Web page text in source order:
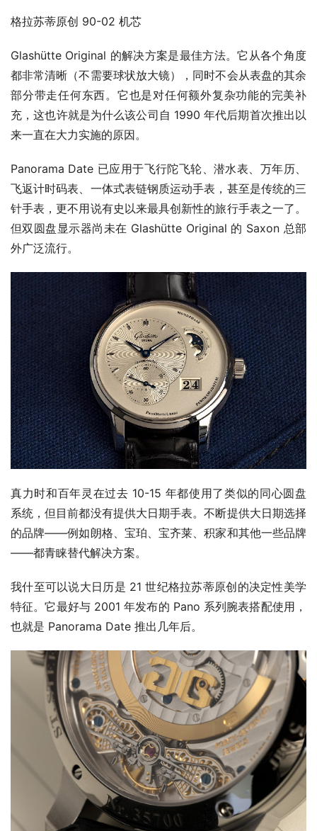
格拉苏蒂原创 90-02 机芯
Glashütte Original 的解决方案是最佳方法。它从各个角度
都非常清晰（不需要球状放大镜），同时不会从表盘的其余
部分带走任何东西。它也是对任何额外复杂功能的完美补
充，这也许就是为什么该公司自 1990 年代后期首次推出以
来一直在大力实施的原因。
Panorama Date 已应用于飞行陀飞轮、潜水表、万年历、
飞返计时码表、一体式表链钢质运动手表，甚至是传统的三
针手表，更不用说有史以来最具创新性的旅行手表之一了。
但双圆盘显示器尚未在 Glashütte Original 的 Saxon 总部
外广泛流行。
真力时和百年灵在过去 10-15 年都使用了类似的同心圆盘
系统，但目前都没有提供大日期手表。不断提供大日期选择
的品牌——例如朗格、宝珀、宝齐莱、积家和其他一些品牌
——都青睐替代解决方案。
我什至可以说大日历是 21 世纪格拉苏蒂原创的决定性美学
特征。它最好与 2001 年发布的 Pano 系列腕表搭配使用，
也就是 Panorama Date 推出几年后。